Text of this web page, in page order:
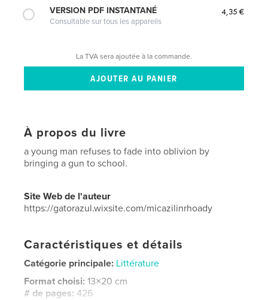
VERSION PDF INSTANTANÉ
Consultable sur tous les appareils
4,35 €
La TVA sera ajoutée à la commande.
À propos du livre
a young man refuses to fade into oblivion by
bringing a gun to school.
Site Web de l'auteur
https://gatorazul.wixsite.com/micazilinrhoady
Caractéristiques et détails
Catégorie principale: Littérature
Format choisi:13×20 cm
# de pages:426